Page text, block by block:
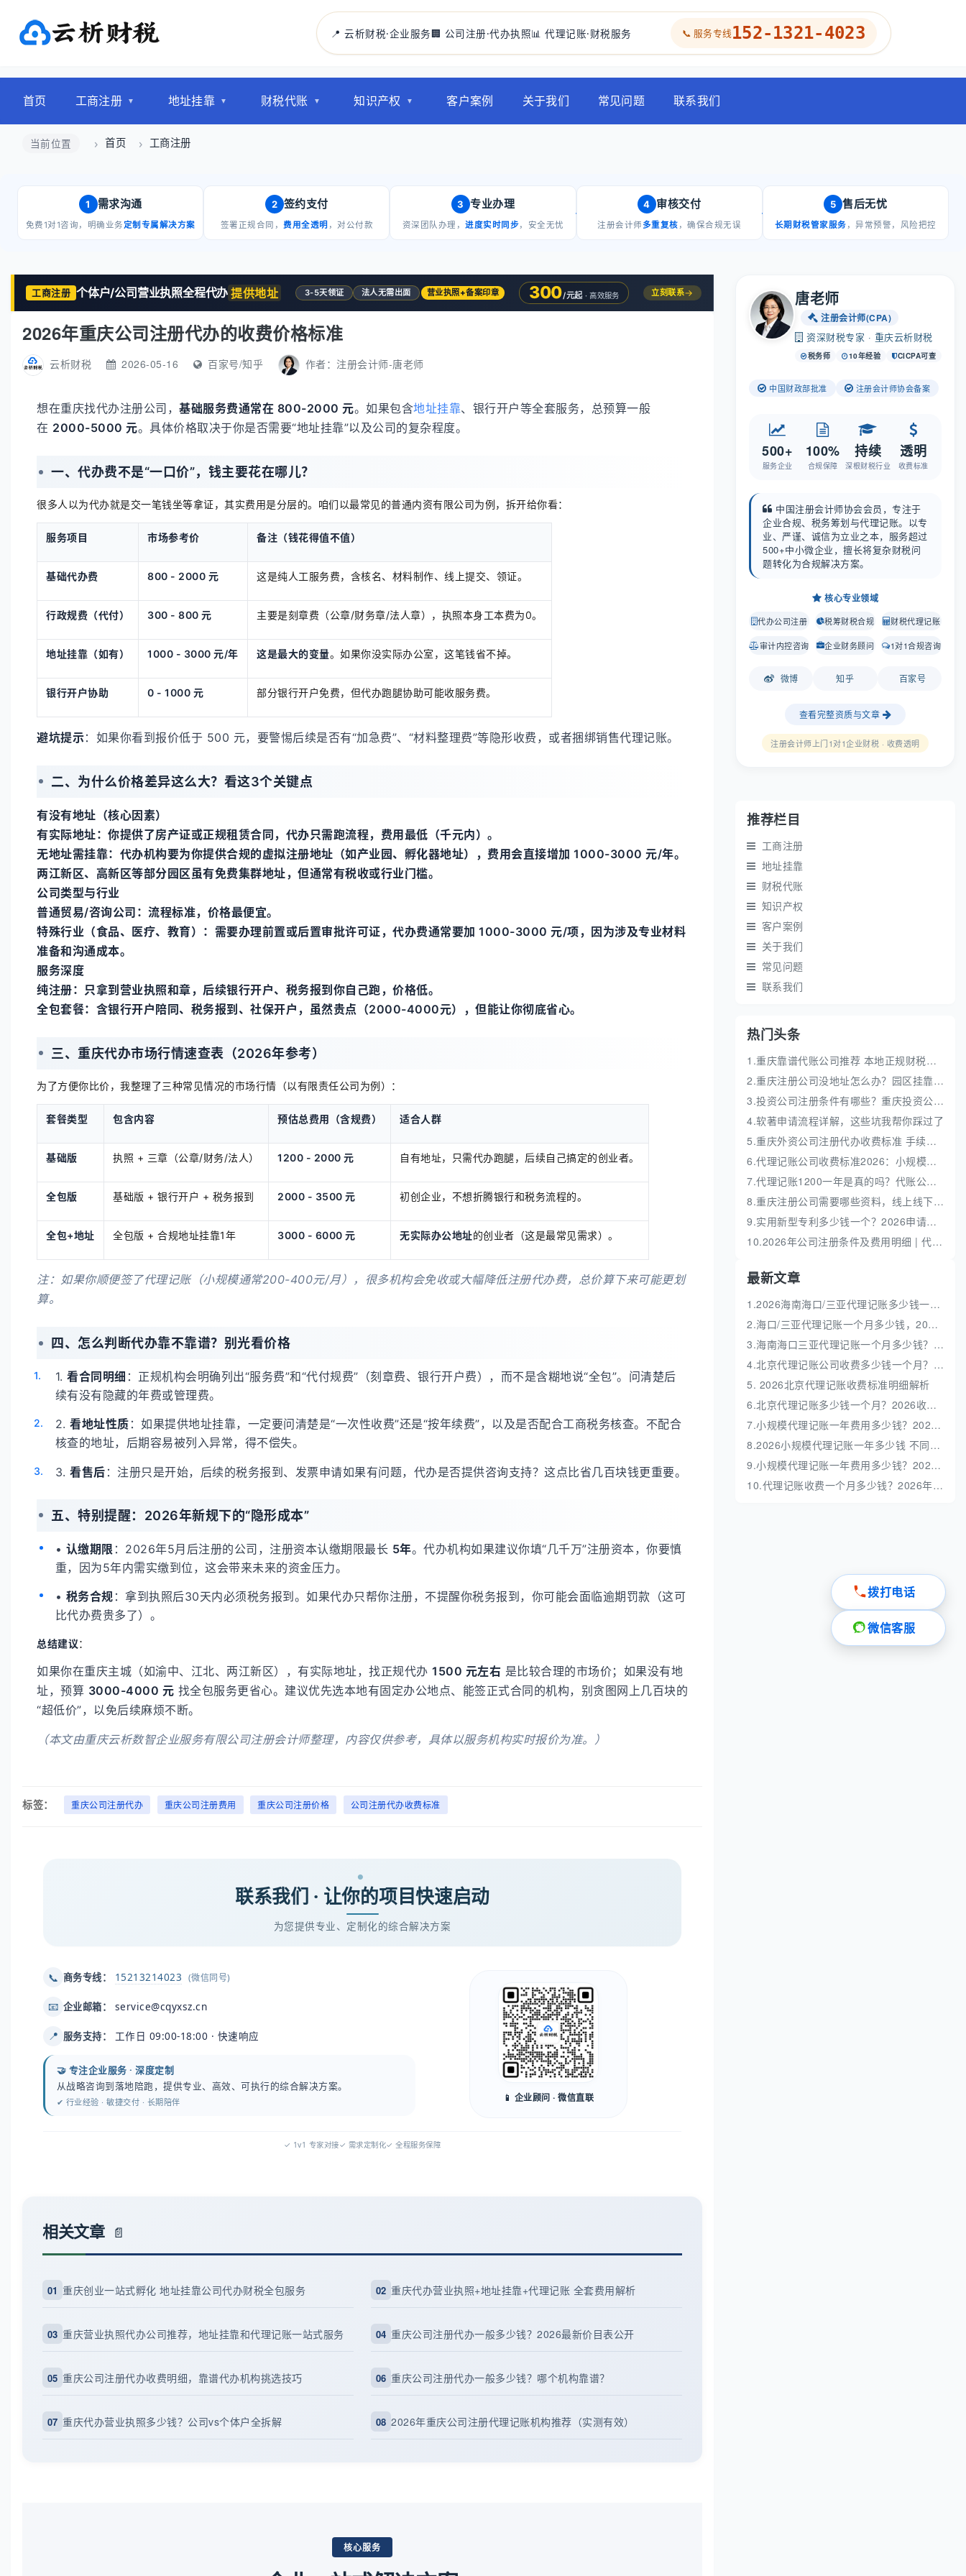
📍 云析财税·企业服务🏢 公司注册·代办执照📊 代理记账·财税服务 📞 服务专线152-1321-4023
首页 工商注册 地址挂靠 财税代账 知识产权 客户案例 关于我们 常见问题 联系我们
当前位置 首页 工商注册
1 需求沟通
免费1对1咨询，明确业务定制专属解决方案
2 签约支付
签署正规合同，费用全透明 ，对公付款
3 专业办理
资深团队办理， 进度实时同步，安全无忧
4 审核交付
注册会计师多重复核 ，确保合规无误
5 售后无忧
长期财税管家服务 ，异常预警，风险把控
工商注册 个体户/公司营业执照全程代办 提供地址 3-5天领证 法人无需出面 营业执照+备案印章 300/元起 · 高效服务 立刻联系→
2026年重庆公司注册代办的收费价格标准
云析财税 2026-05-16 百家号/知乎 作者： 注册会计师-唐老师
想在重庆找代办注册公司， 基础服务费通常在 800-2000 元。如果包含地址挂靠、银行开户等全套服务，总预算一般
在 2000-5000 元。具体价格取决于你是否需要“地址挂靠”以及公司的复杂程度。
一、代办费不是“一口价”，钱主要花在哪儿？
很多人以为代办就是交一笔钱坐等拿证，其实费用是分层的。咱们以最常见的普通内资有限公司为例，拆开给你看：
服务项目 市场参考价 备注（钱花得值不值）
基础代办费 800 - 2000 元 这是纯人工服务费，含核名、材料制作、线上提交、领证。
行政规费（代付） 300 - 800 元 主要是刻章费（公章/财务章/法人章），执照本身工本费为0。
地址挂靠（如有） 1000 - 3000 元/年 这是最大的变量。如果你没实际办公室，这笔钱省不掉。
银行开户协助 0 - 1000 元 部分银行开户免费，但代办跑腿协助可能收服务费。
避坑提示：如果你看到报价低于 500 元，要警惕后续是否有“加急费”、“材料整理费”等隐形收费，或者捆绑销售代理记账。
二、为什么价格差异这么大？看这3个关键点
有没有地址（核心因素）
有实际地址：你提供了房产证或正规租赁合同，代办只需跑流程，费用最低（千元内）。
无地址需挂靠：代办机构要为你提供合规的虚拟注册地址（如产业园、孵化器地址），费用会直接增加 1000-3000 元/年。
两江新区、高新区等部分园区虽有免费集群地址，但通常有税收或行业门槛。
公司类型与行业
普通贸易/咨询公司：流程标准，价格最便宜。
特殊行业（食品、医疗、教育）：需要办理前置或后置审批许可证，代办费通常要加 1000-3000 元/项，因为涉及专业材料
准备和沟通成本。
服务深度
纯注册：只拿到营业执照和章，后续银行开户、税务报到你自己跑，价格低。
全包套餐：含银行开户陪同、税务报到、社保开户，虽然贵点（2000-4000元），但能让你彻底省心。
三、重庆代办市场行情速查表（2026年参考）
为了方便你比价，我整理了三种常见情况的市场行情（以有限责任公司为例）：
套餐类型 包含内容 预估总费用（含规费） 适合人群
基础版 执照 + 三章（公章/财务/法人） 1200 - 2000 元 自有地址，只需代办跑腿，后续自己搞定的创业者。
全包版 基础版 + 银行开户 + 税务报到 2000 - 3500 元 初创企业，不想折腾银行和税务流程的。
全包+地址 全包版 + 合规地址挂靠1年 3000 - 6000 元 无实际办公地址的创业者（这是最常见需求）。
注：如果你顺便签了代理记账（小规模通常200-400元/月），很多机构会免收或大幅降低注册代办费，总价算下来可能更划
算。
四、怎么判断代办靠不靠谱？别光看价格
1.看合同明细 ：正规机构会明确列出“服务费”和“代付规费”（刻章费、银行开户费），而不是含糊地说“全包”。问清楚后
续有没有隐藏的年费或管理费。
2.看地址性质 ：如果提供地址挂靠，一定要问清楚是“一次性收费”还是“按年续费”，以及是否配合工商税务核查。不配合
核查的地址，后期容易被列入异常，得不偿失。
3.看售后 ：注册只是开始，后续的税务报到、发票申请如果有问题，代办是否提供咨询支持？这点比省几百块钱更重要。
五、特别提醒：2026年新规下的“隐形成本”
• 认缴期限 ：2026年5月后注册的公司，注册资本认缴期限最长 5年。代办机构如果建议你填“几千万”注册资本，你要慎
重，因为5年内需实缴到位，这会带来未来的资金压力。
• 税务合规 ：拿到执照后30天内必须税务报到。如果代办只帮你注册，不提醒你税务报到，你可能会面临逾期罚款（这可
比代办费贵多了）。
总结建议：
如果你在重庆主城（如渝中、江北、两江新区），有实际地址，找正规代办 1500 元左右 ​ 是比较合理的市场价；如果没有地
址，预算 3000-4000 元 ​ 找全包服务更省心。建议优先选本地有固定办公地点、能签正式合同的机构，别贪图网上几百块的
“超低价”，以免后续麻烦不断。
（本文由重庆云析数智企业服务有限公司注册会计师整理，内容仅供参考，具体以服务机构实时报价为准。）
标签： 重庆公司注册代办 重庆公司注册费用 重庆公司注册价格 公司注册代办收费标准
联系我们 · 让你的项目快速启动
为您提供专业、定制化的综合解决方案
📞 商务专线： 15213214023 (微信同号)
📧 企业邮箱： service@cqyxsz.cn
📍 服务支持： 工作日 09:00-18:00 · 快速响应
🤝 专注企业服务 · 深度定制
从战略咨询到落地陪跑，提供专业、高效、可执行的综合解决方案。
✔ 行业经验 · 敏捷交付 · 长期陪伴 📱 企业顾问 · 微信直联
✓ 1v1 专家对接✓ 需求定制化✓ 全程服务保障
相关文章
01 重庆创业一站式孵化 地址挂靠公司代办财税全包服务 02 重庆代办营业执照+地址挂靠+代理记账 全套费用解析
03 重庆营业执照代办公司推荐，地址挂靠和代理记账一站式服务 04 重庆公司注册代办一般多少钱？2026最新价目表公开
05 重庆公司注册代办收费明细，靠谱代办机构挑选技巧 06 重庆公司注册代办一般多少钱？哪个机构靠谱？
07 重庆代办营业执照多少钱？公司vs个体户全拆解 08 2026年重庆公司注册代理记账机构推荐（实测有效）
核心服务
唐老师
注册会计师(CPA)
资深财税专家 · 重庆云析财税
税务师 10年经验 CICPA可查
中国财政部批准 注册会计师协会备案
500+
服务企业
100%
合规保障
持续
深根财税行业
透明
收费标准
中国注册会计师协会会员，专注于
企业合规、税务筹划与代理记账。以专
业、严谨、诚信为立业之本，服务超过
500+中小微企业，擅长将复杂财税问
题转化为合规解决方案。
核心专业领域
代办公司注册 税筹财税合规 财税代理记账
审计内控咨询 企业财务顾问 1对1合规咨询
微博 知乎 百家号
查看完整资质与文章
注册会计师上门1对1企业财税 · 收费透明
推荐栏目
工商注册
地址挂靠
财税代账
知识产权
客户案例
关于我们
常见问题
联系我们
热门头条
1.重庆靠谱代账公司推荐 本地正规财税机构盘点
2.重庆注册公司没地址怎么办？园区挂靠地址性价比高
3.投资公司注册条件有哪些？重庆投资公司全流程代办
4.软著申请流程详解，这些坑我帮你踩过了
5.重庆外资公司注册代办收费标准 手续流程费用明细
6.代理记账公司收费标准2026：小规模和一般纳税人代账费解析
7.代理记账1200一年是真的吗？代账公司收费价格解析
8.重庆注册公司需要哪些资料，线上线下办理全流程
9.实用新型专利多少钱一个？2026申请流程及费用明细解析
10.2026年公司注册条件及费用明细 | 代办流程与避坑指南
最新文章
1.2026海南海口/三亚代理记账多少钱一年？收费标准全解析
2.海口/三亚代理记账一个月多少钱，2026 收费标准明细解析
3.海南海口三亚代理记账一个月多少钱？收费标准解析
4.北京代理记账公司收费多少钱一个月？收费标准深度解析
5. 2026北京代理记账收费标准明细解析
6.北京代理记账多少钱一个月？2026收费标准全解析
7.小规模代理记账一年费用多少钱？2026最新价格表与避坑指南
8.2026小规模代理记账一年多少钱 不同业务量收费明细
9.小规模代理记账一年费用多少钱？2026最新收费标准全解析
10.代理记账收费一个月多少钱？2026年最新收费标准与避坑指南
拨打电话
微信客服